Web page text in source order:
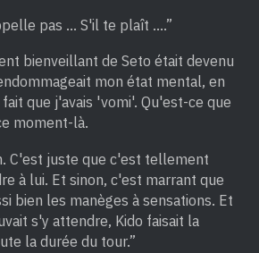
pas … S'il te plaît ….”
bienveillant de Seto était devenu
mon état mental, en
que j'avais 'vomi'. Qu'est-ce que
moment-là.
C'est juste que c'est tellement
à lui. Et sinon, c'est marrant que
bien les manèges à sensations. Et
s'y attendre, Kido faisait la
la durée du tour.”